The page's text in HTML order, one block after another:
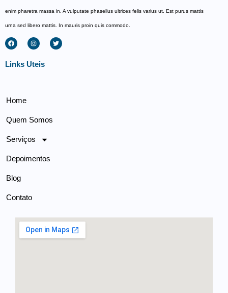
enim pharetra massa in. A vulputate phasellus ultrices felis varius ut. Est purus mattis
urna sed libero mattis. In mauris proin quis commodo.
Links Uteis
Home
Quem Somos
Serviços
Depoimentos
Blog
Contato